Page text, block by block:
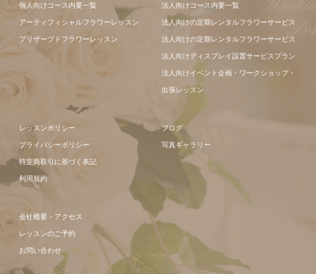
個人向けコース内要一覧
アーティフィシャルフラワーレッスン
プリザーブドフラワーレッスン
法人向けコース内要一覧
法人向けの定期レンタルフラワーサービス
法人向けの定期レンタルフラワーサービス
法人向けディスプレイ設置サービスプラン
法人向けイベント企画・ワークショップ・
出張レッスン
レッスンポリシー
プライバシーポリシー
特定商取引に基づく表記
利用規約
ブログ
写真ギャラリー
会社概要・アクセス
レッスンのご予約
お問い合わせ